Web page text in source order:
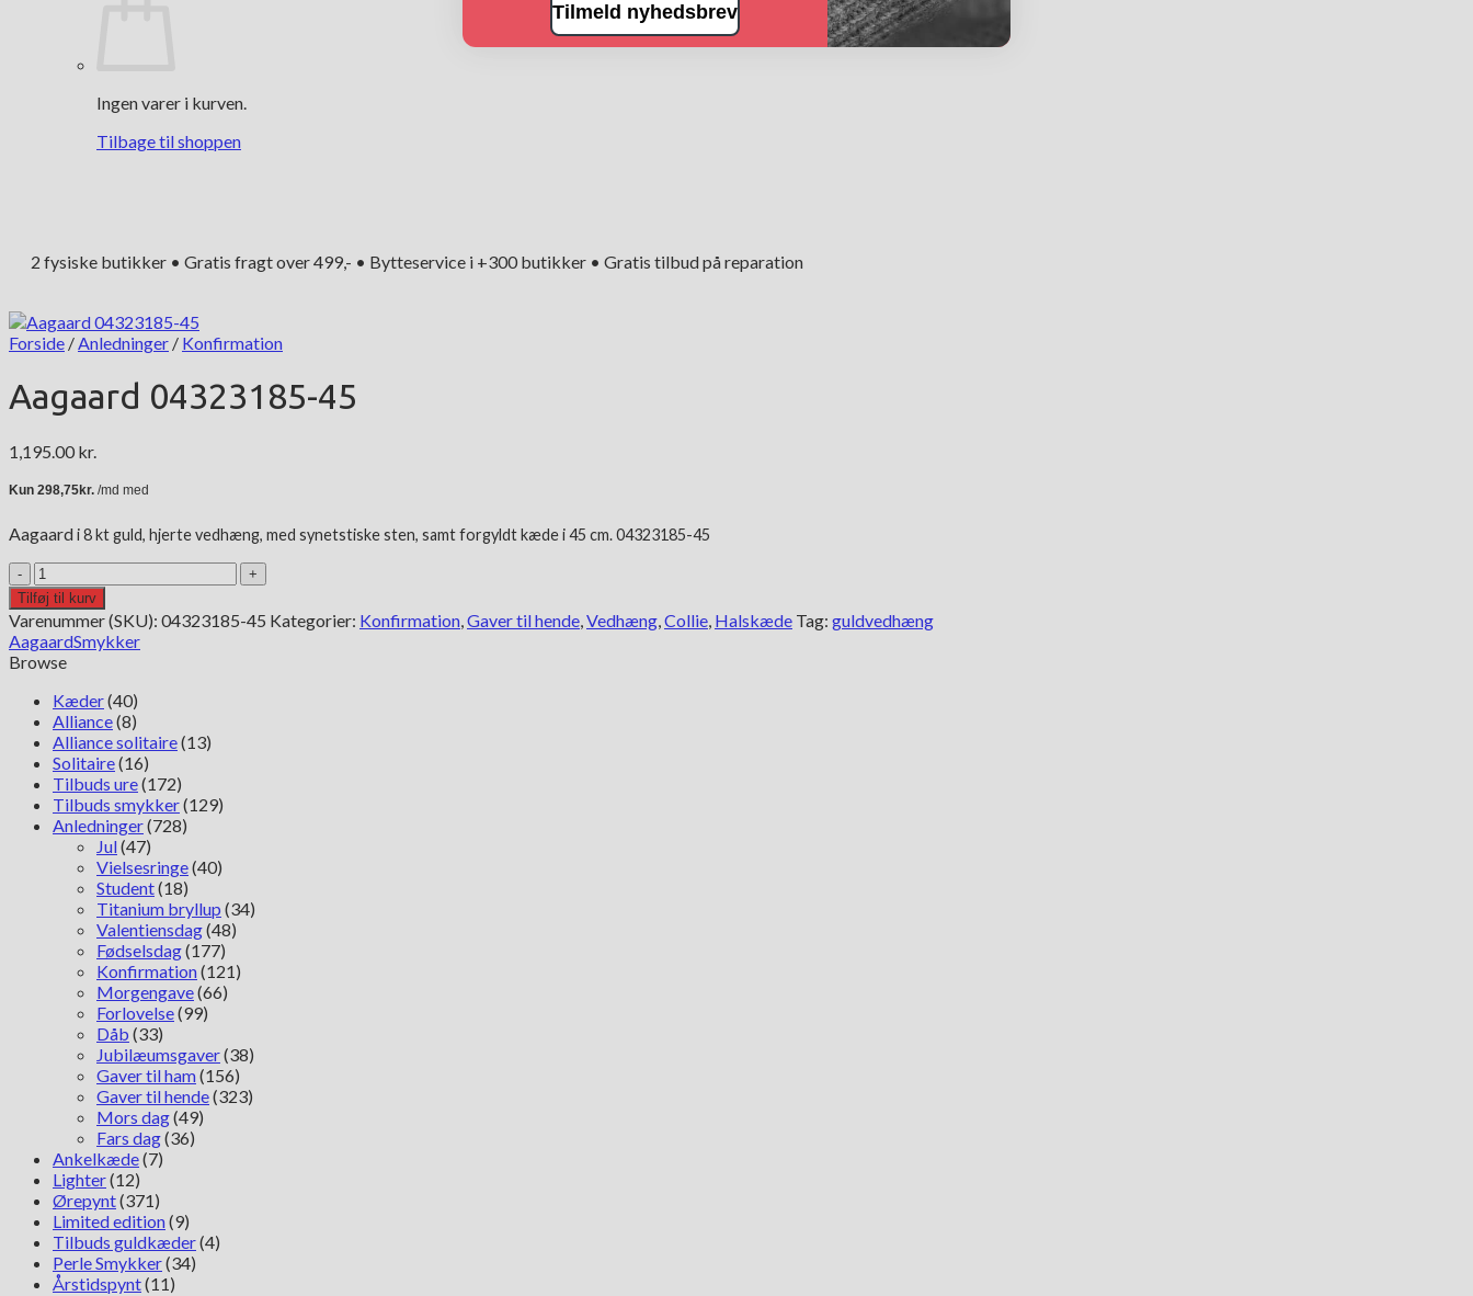
Ingen varer i kurven.
Tilbage til shoppen
2 fysiske butikker • Gratis fragt over 499,- • Bytteservice i +300 butikker • Gratis tilbud på reparation
Forside /Anledninger / Konfirmation
Aagaard 04323185-45
1,195.00 kr.
Aagaardi 8 kt guld, hjerte vedhæng, med synetstiske sten, samt forgyldt kæde i 45 cm. 04323185-45
Aagaard
04323185-
45
antal
Tilføj til kurv
Varenummer (SKU): 04323185-45 Kategorier: Konfirmation,Gaver til hende,Vedhæng,Collie, Halskæde Tag: guldvedhæng
AagaardSmykker
Browse
Kæder(40)
Alliance(8)
Alliance solitaire(13)
Solitaire(16)
Tilbuds ure(172)
Tilbuds smykker(129)
Anledninger(728)
Jul(47)
Vielsesringe(40)
Student(18)
Titanium bryllup (34)
Valentiensdag(48)
Fødselsdag(177)
Konfirmation(121)
Morgengave(66)
Forlovelse(99)
Dåb (33)
Jubilæumsgaver(38)
Gaver til ham(156)
Gaver til hende(323)
Mors dag(49)
Fars dag(36)
Ankelkæde(7)
Lighter(12)
Ørepynt(371)
Limited edition(9)
Tilbuds guldkæder(4)
Perle Smykker(34)
Årstidspynt(11)
Tilmeld nyhedsbrev